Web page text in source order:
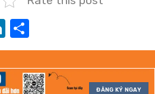
LinkedIn
ĐĂNG KÝ NGAY